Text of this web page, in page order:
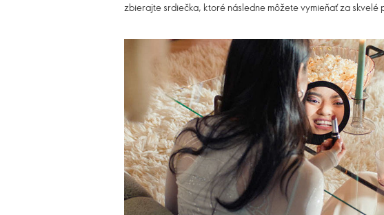
zbierajte srdiečka, ktoré následne môžete vymieňať za skvelé